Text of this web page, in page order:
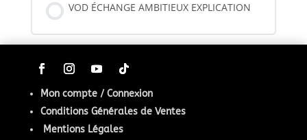
VOD ÉCHANGE AMBITIEUX EXPLICATION
Mon compte / Connexion
Conditions Générales de Ventes
Mentions Légales